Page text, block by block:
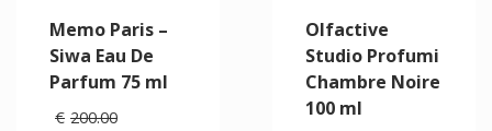
Memo Paris –
Siwa Eau De
Parfum 75 ml
€ 200.00
Olfactive
Studio Profumi
Chambre Noire
100 ml